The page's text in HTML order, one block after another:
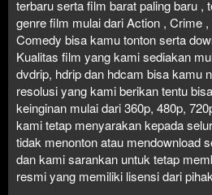
terbaru serta film barat paling baru ,
genre film mulai dari Action , Crime
Comedy bisa kamu tonton serta
Kualitas film yang kami sediakan
dvdrip, hdrip dan hdcam bisa kamu
resolusi yang kami berikan tentu
keinginan mulai dari 360p, 480p,
kami tetap menyarakan kepada
tidak menonton atau mendownload
dan kami sarankan untuk tetap
resmi yang memiliki lisensi dari